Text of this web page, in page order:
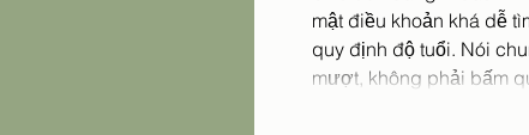
mật điều khoản khá dễ
quy định độ tuổi. Nói
mượt, không phải bấm